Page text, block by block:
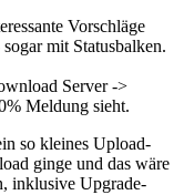
Vorschläge
mit Statusbalken.
Server ->
Meldung sieht.
so kleines Upload-
ginge und das wäre
inklusive Upgrade-